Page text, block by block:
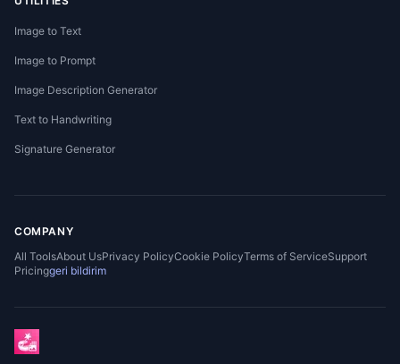
Image to Text
Image to Prompt
Image Description Generator
Text to Handwriting
Signature Generator
COMPANY
All ToolsAbout UsPrivacy PolicyCookie PolicyTerms of ServiceSupport
Pricinggeri bildirim